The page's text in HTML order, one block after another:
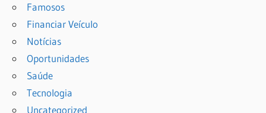
Famosos
Financiar Veículo
Notícias
Oportunidades
Saúde
Tecnologia
Uncategorized